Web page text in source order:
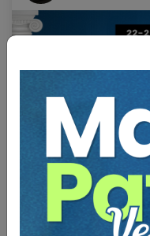
Sertifika Tekrar İzle